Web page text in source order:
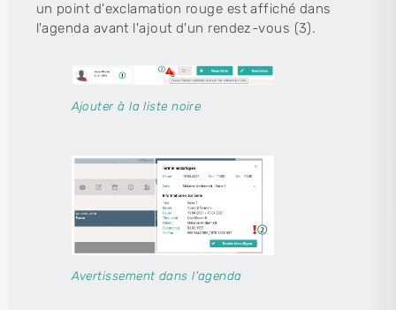
un point d'exclamation rouge est affiché dans
l'agenda avant l'ajout d'un rendez-vous (3).
Ajouter à la liste noire
Avertissement dans l'agenda